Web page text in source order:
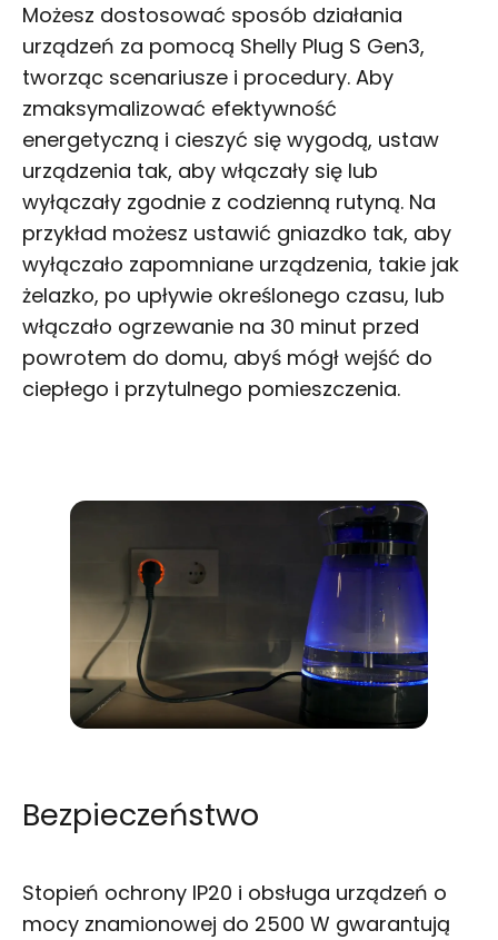
Możesz dostosować sposób działania
urządzeń za pomocą Shelly Plug S Gen3,
tworząc scenariusze i procedury. Aby
zmaksymalizować efektywność
energetyczną i cieszyć się wygodą, ustaw
urządzenia tak, aby włączały się lub
wyłączały zgodnie z codzienną rutyną. Na
przykład możesz ustawić gniazdko tak, aby
wyłączało zapomniane urządzenia, takie jak
żelazko, po upływie określonego czasu, lub
włączało ogrzewanie na 30 minut przed
powrotem do domu, abyś mógł wejść do
ciepłego i przytulnego pomieszczenia.
Bezpieczeństwo
Stopień ochrony IP20 i obsługa urządzeń o
mocy znamionowej do 2500 W gwarantują